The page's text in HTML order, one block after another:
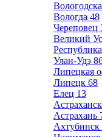
Вологда 48
Череповец
Великий
Улан-Удэ
Липецкая
Липецк 68
Елец 13
Астрахань
Ахтубинск